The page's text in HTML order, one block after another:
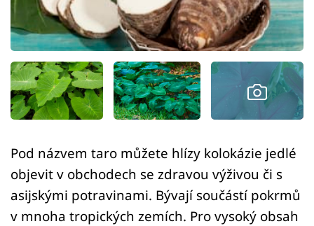
Sledujte nás
Pod názvem taro můžete hlízy kolokázie jedlé
objevit v obchodech se zdravou výživou či s
asijskými potravinami. Bývají součástí pokrmů
v mnoha tropických zemích. Pro vysoký obsah